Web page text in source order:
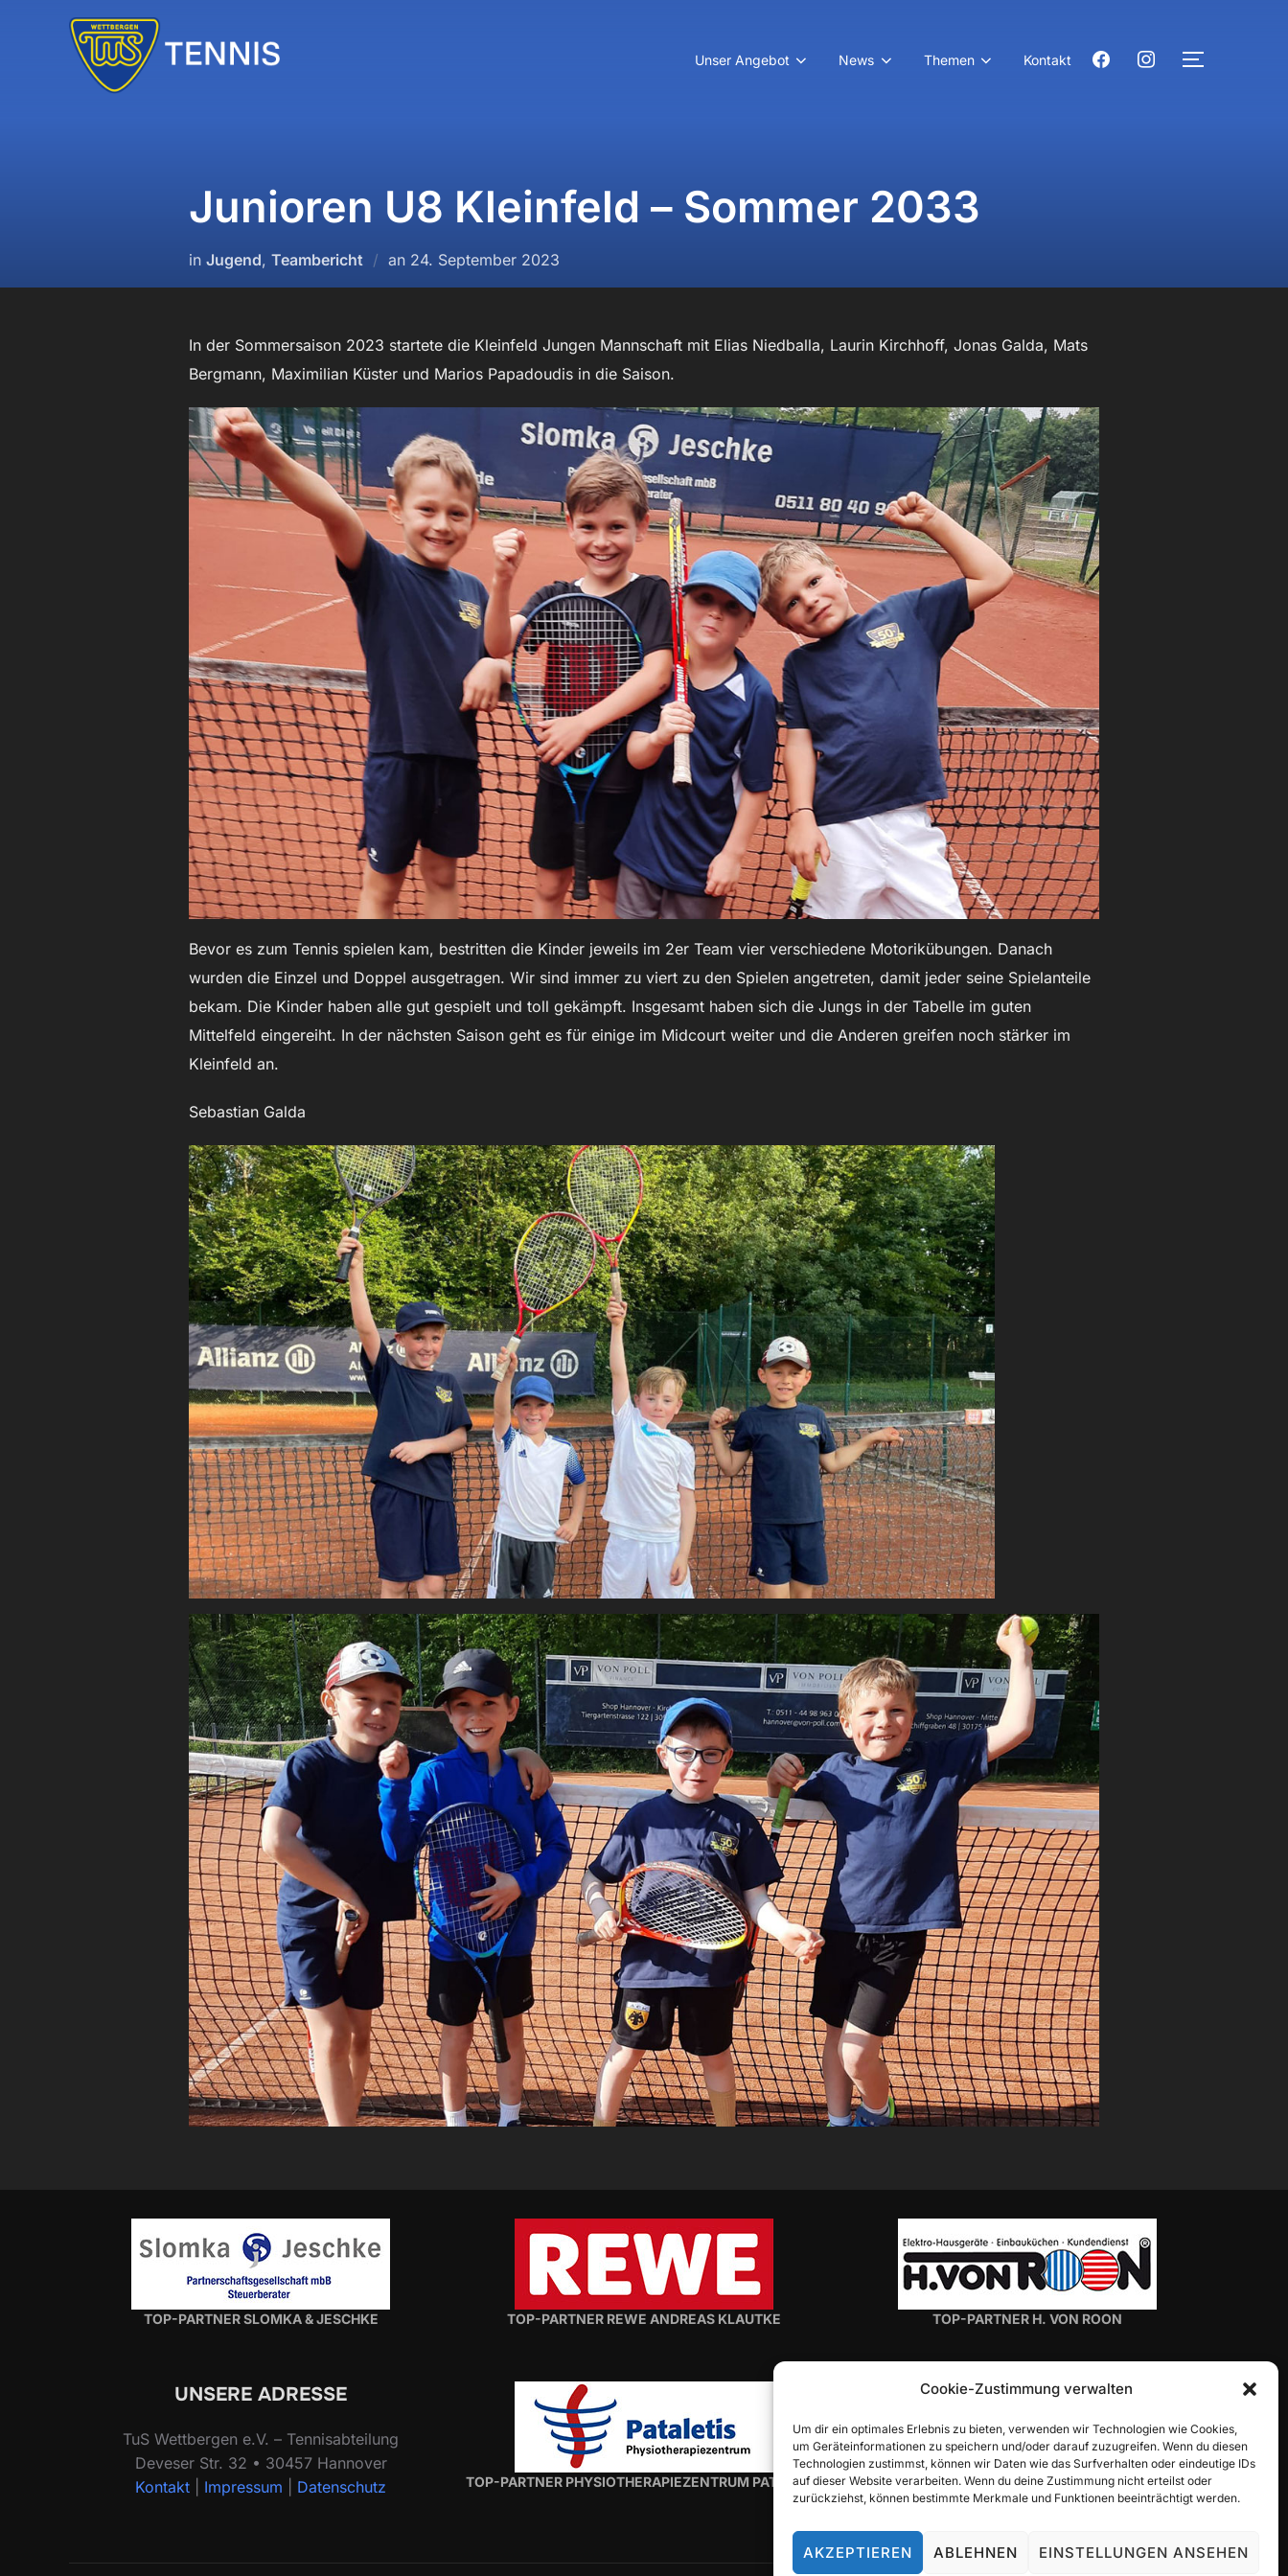
Cookie-Zustimmung verwalten
Um dir ein optimales Erlebnis zu bieten, verwenden wir Technologien wie Cookies,
um Geräteinformationen zu speichern und/oder darauf zuzugreifen. Wenn du diesen
Technologien zustimmst, können wir Daten wie das Surfverhalten oder eindeutige IDs
auf dieser Website verarbeiten. Wenn du deine Zustimmung nicht erteilst oder
zurückziehst, können bestimmte Merkmale und Funktionen beeinträchtigt werden.
AKZEPTIEREN ABLEHNEN EINSTELLUNGEN ANSEHEN
Unser Angebot News Themen Kontakt facebookinstagram
Junioren U8 Kleinfeld – Sommer 2033
in Jugend, Teambericht an Veröffentlicht
am
24. September 2023
In der Sommersaison 2023 startete die Kleinfeld Jungen Mannschaft mit Elias Niedballa, Laurin Kirchhoff, Jonas Galda, Mats
Bergmann, Maximilian Küster und Marios Papadoudis in die Saison.
Bevor es zum Tennis spielen kam, bestritten die Kinder jeweils im 2er Team vier verschiedene Motorikübungen. Danach
wurden die Einzel und Doppel ausgetragen. Wir sind immer zu viert zu den Spielen angetreten, damit jeder seine Spielanteile
bekam. Die Kinder haben alle gut gespielt und toll gekämpft. Insgesamt haben sich die Jungs in der Tabelle im guten
Mittelfeld eingereiht. In der nächsten Saison geht es für einige im Midcourt weiter und die Anderen greifen noch stärker im
Kleinfeld an.
Sebastian Galda
TOP-PARTNER SLOMKA & JESCHKE
UNSERE ADRESSE
TuS Wettbergen e.V. – Tennisabteilung
Deveser Str. 32 • 30457 Hannover
Kontakt
Impressum Datenschutz
TOP-PARTNER REWE ANDREAS KLAUTKE
TOP-PARTNER PHYSIOTHERAPIEZENTRUM PATALETIS
TOP-PARTNER H. VON ROON
TOP-PARTNER ALLIANZ-GENERALVERTRETUNG
ALEXANDER TRITZ